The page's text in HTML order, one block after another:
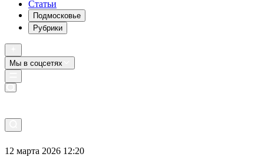
Статьи
Подмосковье
Рубрики
Мы в соцсетях
12 марта 2026 12:20